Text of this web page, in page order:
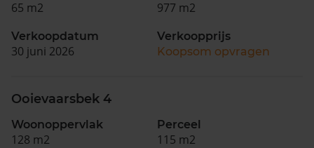
65 m2 977 m2
Verkoopdatum
30 juni 2026
Verkoopprijs
Koopsom opvragen
Ooievaarsbek 4
Woonoppervlak
128 m2
Perceel
115 m2